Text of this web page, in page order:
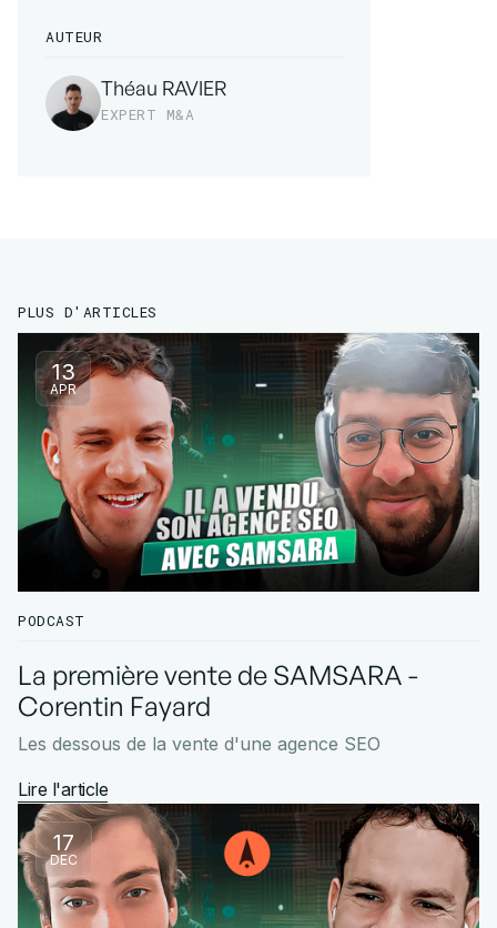
AUTEUR
Théau RAVIER
EXPERT M&A
PLUS D'ARTICLES
13
APR
PODCAST
La première vente de SAMSARA -
Corentin Fayard
Les dessous de la vente d'une agence SEO
Lire l'article
17
DEC